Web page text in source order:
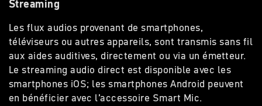
Streaming
Les flux audios provenant de smartphones,
téléviseurs ou autres appareils, sont transmis sans fil
aux aides auditives, directement ou via un émetteur.
Le streaming audio direct est disponible avec les
smartphones iOS; les smartphones Android peuvent
en bénéficier avec l’accessoire Smart Mic.